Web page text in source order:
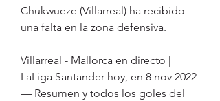
Chukwueze (Villarreal) ha recibido
una falta en la zona defensiva.
Villarreal - Mallorca en directo |
LaLiga Santander hoy, en 8 nov 2022
— Resumen y todos los goles del